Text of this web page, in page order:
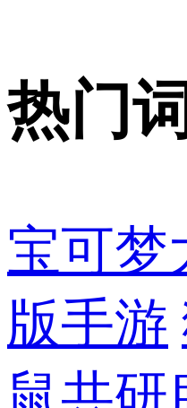
热门
宝可梦
版手游